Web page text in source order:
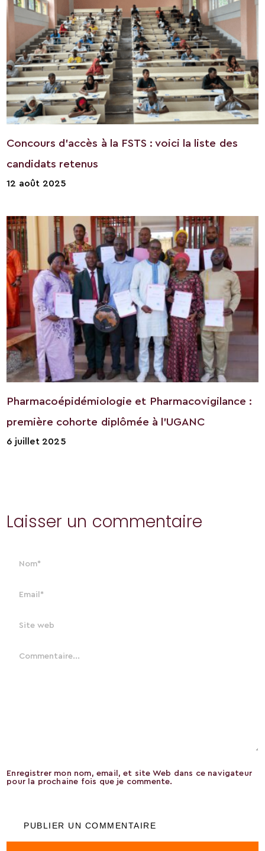
Concours d’accès à la FSTS : voici la liste des
candidats retenus
12 août 2025
Pharmacoépidémiologie et Pharmacovigilance :
première cohorte diplômée à l’UGANC
6 juillet 2025
Laisser un commentaire
Enregistrer mon nom, email, et site Web dans ce navigateur
pour la prochaine fois que je commente.